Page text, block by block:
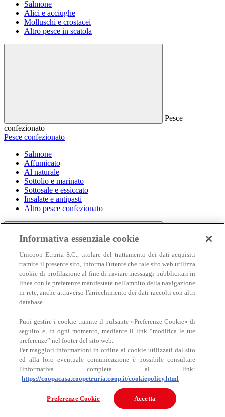
Salmone
Alici e acciughe
Molluschi e crostacei
Altro pesce in scatola
Pesce
confezionato
Pesce confezionato
Salmone
Affumicato
Al naturale
Sottolio e marinato
Sottosale e essiccato
Insalate e antipasti
Altro pesce confezionato
Carne
Carne
Informativa essenziale cookie
Unicoop Etruria S.C., titolare del trattamento dei dati acquisiti
tramite il presente sito, informa l'utente che tale sito web utilizza
cookie di profilazione al fine di inviare messaggi pubblicitari in
linea con le preferenze manifestate nell'ambito della navigazione
in rete, anche attraverso l'arricchimento dei dati raccolti con altri
database.
Puoi gestire i cookie tramite il pulsante «Preferenze Cookie» di
seguito e, in ogni momento, mediante il link “modifica le tue
preferenze” nel footer del sito web.
Per maggiori informazioni in ordine ai cookie utilizzati dal sito
ed alla loro eventuale comunicazione è possibile consultare
l'informativa completa al link:
https://coopacasa.coopetruria.coop.it/cookiepolicy.html
Preferenze Cookie Accetta